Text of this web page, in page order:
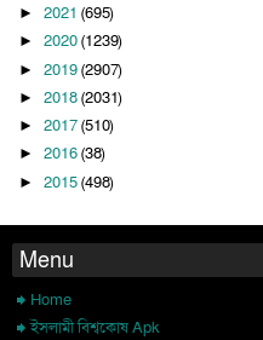
► 2021 (695)
► 2020(1239)
► 2019(2907)
► 2018(2031)
► 2017(510)
► 2016(38)
► 2015(498)
Menu
Home
ইসলামী বিশ্বকোষ Apk